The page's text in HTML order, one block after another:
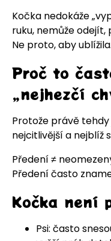
Kočka nedokáže
ruku, nemůže odejít,
Ne proto, aby
Proč to
„nejhezčí
Protože právě
nejcitlivější a nejblíž
Předení ≠
Předení často
Kočka není
Psi: často